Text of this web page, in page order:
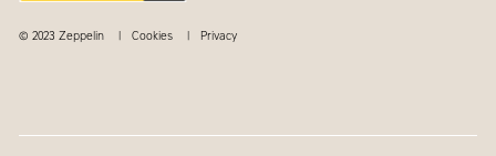
© 2023 Zeppelin Cookies Privacy